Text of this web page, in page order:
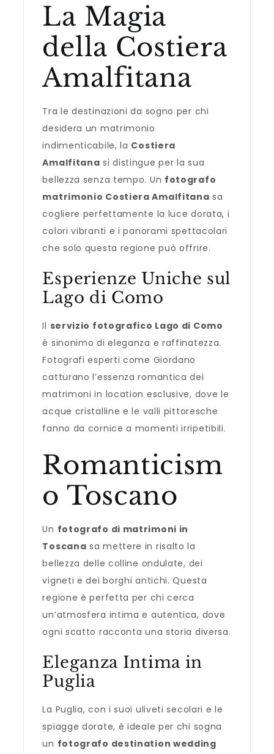
La Magia
della Costiera
Amalfitana
Tra le destinazioni da sogno per chi
desidera un matrimonio
indimenticabile, la Costiera
Amalfitana si distingue per la sua
bellezza senza tempo. Un fotografo
matrimonio Costiera Amalfitana sa
cogliere perfettamente la luce dorata, i
colori vibranti e i panorami spettacolari
che solo questa regione può offrire.
Esperienze Uniche sul
Lago di Como
Il servizio fotografico Lago di Como
è sinonimo di eleganza e raffinatezza.
Fotografi esperti come Giordano
catturano l’essenza romantica dei
matrimoni in location esclusive, dove le
acque cristalline e le valli pittoresche
fanno da cornice a momenti irripetibili.
Romanticism
o Toscano
Un fotografo di matrimoni in
Toscana sa mettere in risalto la
bellezza delle colline ondulate, dei
vigneti e dei borghi antichi. Questa
regione è perfetta per chi cerca
un’atmosfera intima e autentica, dove
ogni scatto racconta una storia diversa.
Eleganza Intima in
Puglia
La Puglia, con i suoi uliveti secolari e le
spiagge dorate, è ideale per chi sogna
un fotografo destination wedding